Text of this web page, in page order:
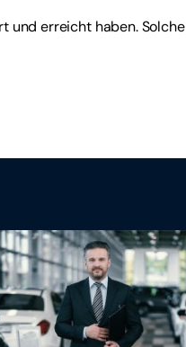
und erreicht haben. Solche